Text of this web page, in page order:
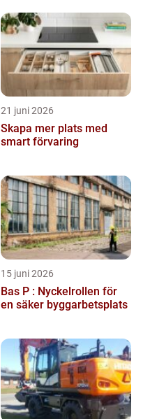
21 juni 2026
Skapa mer plats med
smart förvaring
15 juni 2026
Bas P : Nyckelrollen för
en säker byggarbetsplats